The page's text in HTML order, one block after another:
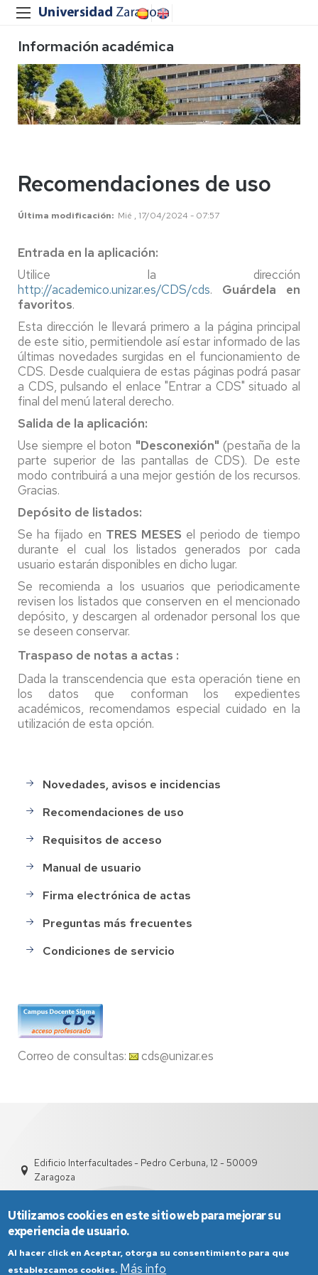
Información académica
Recomendaciones de uso
Última modificación Mié , 17/04/2024 - 07:57
Entrada en la aplicación:
Utilice la dirección
http://academico.unizar.es/CDS/cds. Guárdela en
favoritos.
Esta dirección le llevará primero a la página principal
de este sitio, permitiendole así estar informado de las
últimas novedades surgidas en el funcionamiento de
CDS. Desde cualquiera de estas páginas podrá pasar
a CDS, pulsando el enlace "Entrar a CDS" situado al
final del menú lateral derecho.
Salida de la aplicación:
Use siempre el boton "Desconexión" (pestaña de la
parte superior de las pantallas de CDS). De este
modo contribuirá a una mejor gestión de los recursos.
Gracias.
Depósito de listados:
Se ha fijado en TRES MESES el periodo de tiempo
durante el cual los listados generados por cada
usuario estarán disponibles en dicho lugar.
Se recomienda a los usuarios que periodicamente
revisen los listados que conserven en el mencionado
depósito, y descargen al ordenador personal los que
se deseen conservar.
Traspaso de notas a actas :
Dada la transcendencia que esta operación tiene en
los datos que conforman los expedientes
académicos, recomendamos especial cuidado en la
utilización de esta opción.
Campus
SIGMA
(CDS)
Novedades, avisos e incidencias
Recomendaciones de uso
Requisitos de acceso
Manual de usuario
Firma electrónica de actas
Preguntas más frecuentes
Condiciones de servicio
Correo de consultas: cds@unizar.es
Edificio Interfacultades - Pedro Cerbuna, 12 - 50009
Zaragoza
Utilizamos cookies en este sitio web para mejorar su
experiencia de usuario.
Al hacer click en Aceptar, otorga su consentimiento para que
establezcamos cookies. Más info